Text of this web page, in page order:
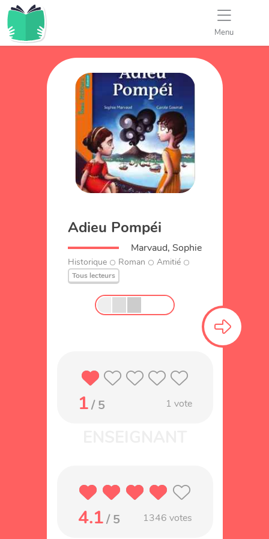
Menu
Adieu Pompéi
Marvaud, Sophie
Historique Roman Amitié
Tous lecteurs
1/ 5 1 vote
4.1/ 5 1346 votes